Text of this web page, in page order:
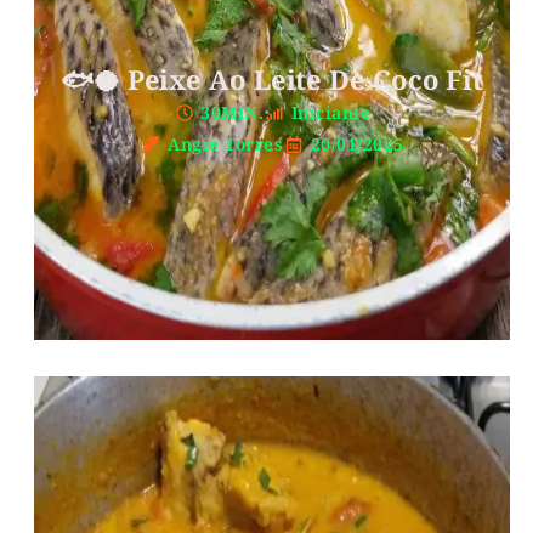
🐟🥥 Peixe Ao Leite De Coco Fit
30MIN.
Iniciante
Angie Torres
20/01/2025